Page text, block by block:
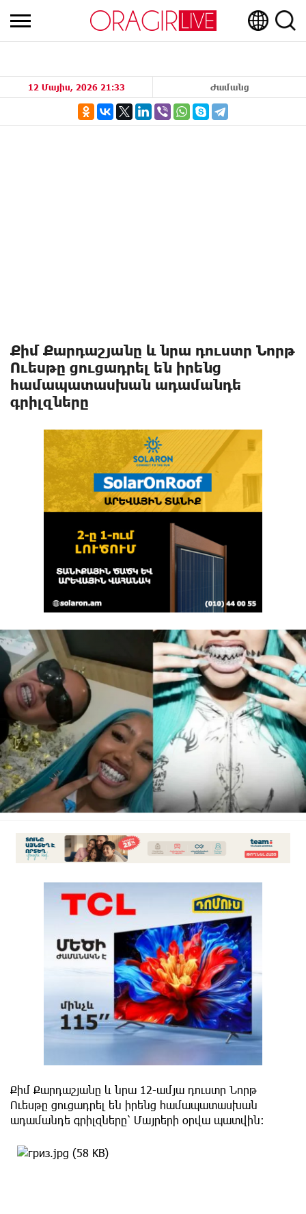
12 Մայիս, 2026 21:33 Ժամանց
Քիմ Քարդաշյանը և նրա դուստր Նորթ
Ուեսթը ցուցադրել են իրենց
համապատասխան ադամանդե
գրիլզները
Քիմ Քարդաշյանը և նրա 12-ամյա դուստր Նորթ
Ուեսթը ցուցադրել են իրենց համապատասխան
ադամանդե գրիլզները՝ Մայրերի օրվա պատվին։